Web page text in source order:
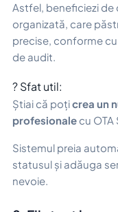
Astfel, beneficiezi
organizată, care
precise, conforme
de audit.
? Sfat util:
Știai că poțicrea un
profesionale cu OTA
Sistemul preia
statusul și adăuga
nevoie.